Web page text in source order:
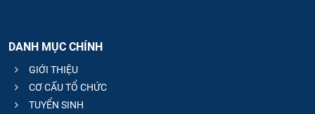
DANH MỤC CHÍNH
GIỚI THIỆU
CƠ CẤU TỔ CHỨC
TUYỂN SINH